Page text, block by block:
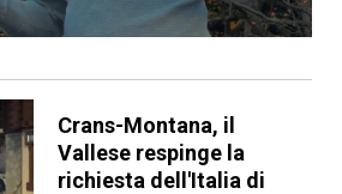
Crans-Montana, il
Vallese respinge la
richiesta dell'Italia di